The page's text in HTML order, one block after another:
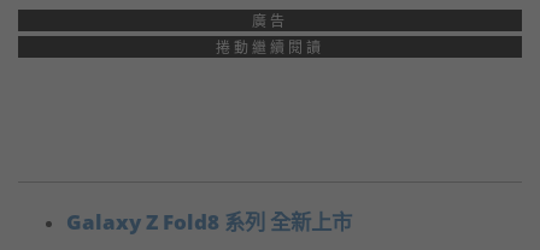
廣告
捲動繼續閱讀
Galaxy Z Fold8 系列 全新上市